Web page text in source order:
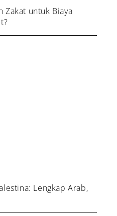
Zakat untuk Biaya
Lengkap Arab,